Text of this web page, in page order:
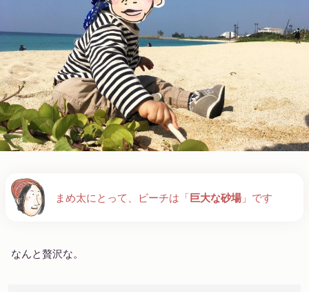
まめ太にとって、ビーチは「巨大な砂場 」です
なんと贅沢な。